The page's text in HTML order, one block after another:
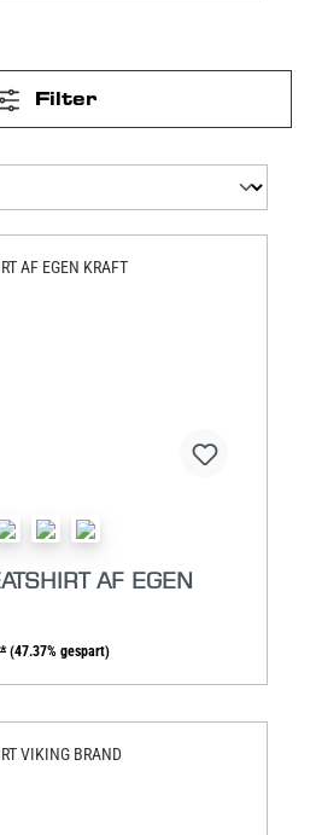
Filter
AF EGEN
(47.37% gespart)